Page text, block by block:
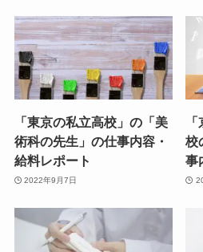
「東京の私立高校」の「美
術科の先生」の仕事内容・
給料レポート
2022年9月7日
校
事